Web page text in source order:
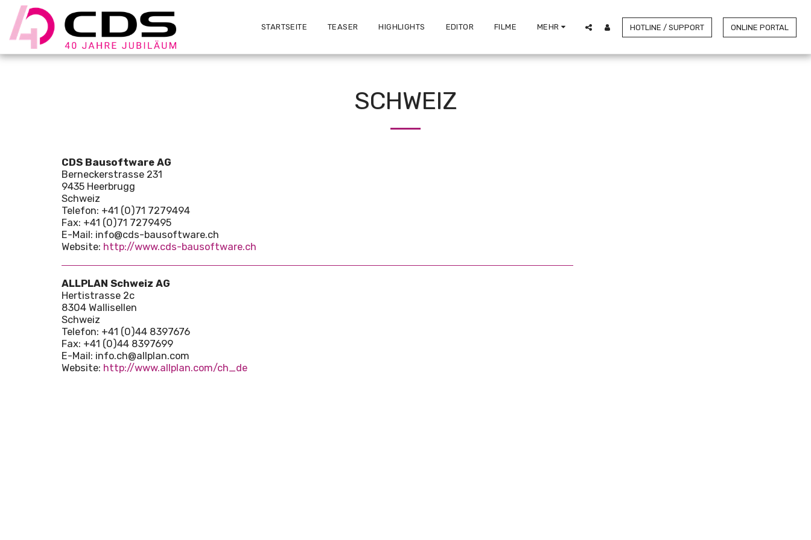
STARTSEITE TEASER HIGHLIGHTS EDITOR FILME MEHR HOTLINE / SUPPORT ONLINE PORTAL
SCHWEIZ
CDS Bausoftware AG
Berneckerstrasse 231
9435 Heerbrugg
Schweiz
Telefon: +41 (0)71 7279494
Fax: +41 (0)71 7279495
E-Mail: info@cds-bausoftware.ch
Website: http://www.cds-bausoftware.ch
ALLPLAN Schweiz AG
Hertistrasse 2c
8304 Wallisellen
Schweiz
Telefon: +41 (0)44 8397676
Fax: +41 (0)44 8397699
E-Mail: info.ch@allplan.com
Website: http://www.allplan.com/ch_de